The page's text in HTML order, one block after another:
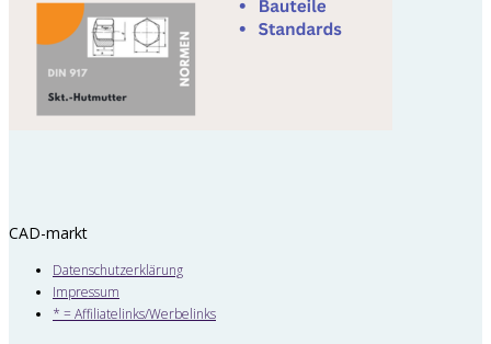
CAD-markt
Datenschutzerklärung
Impressum
* = Affiliatelinks/Werbelinks